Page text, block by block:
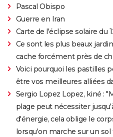
Pascal Obispo
Guerre en Iran
Carte de l'éclipse solaire du
Ce sont les plus beaux
cache forcément près de
Voici pourquoi les pastilles
être vos meilleures alliées
Sergio Lopez Lopez, kiné :
plage peut nécessiter
d'énergie, cela oblige le
lorsqu'on marche sur un sol